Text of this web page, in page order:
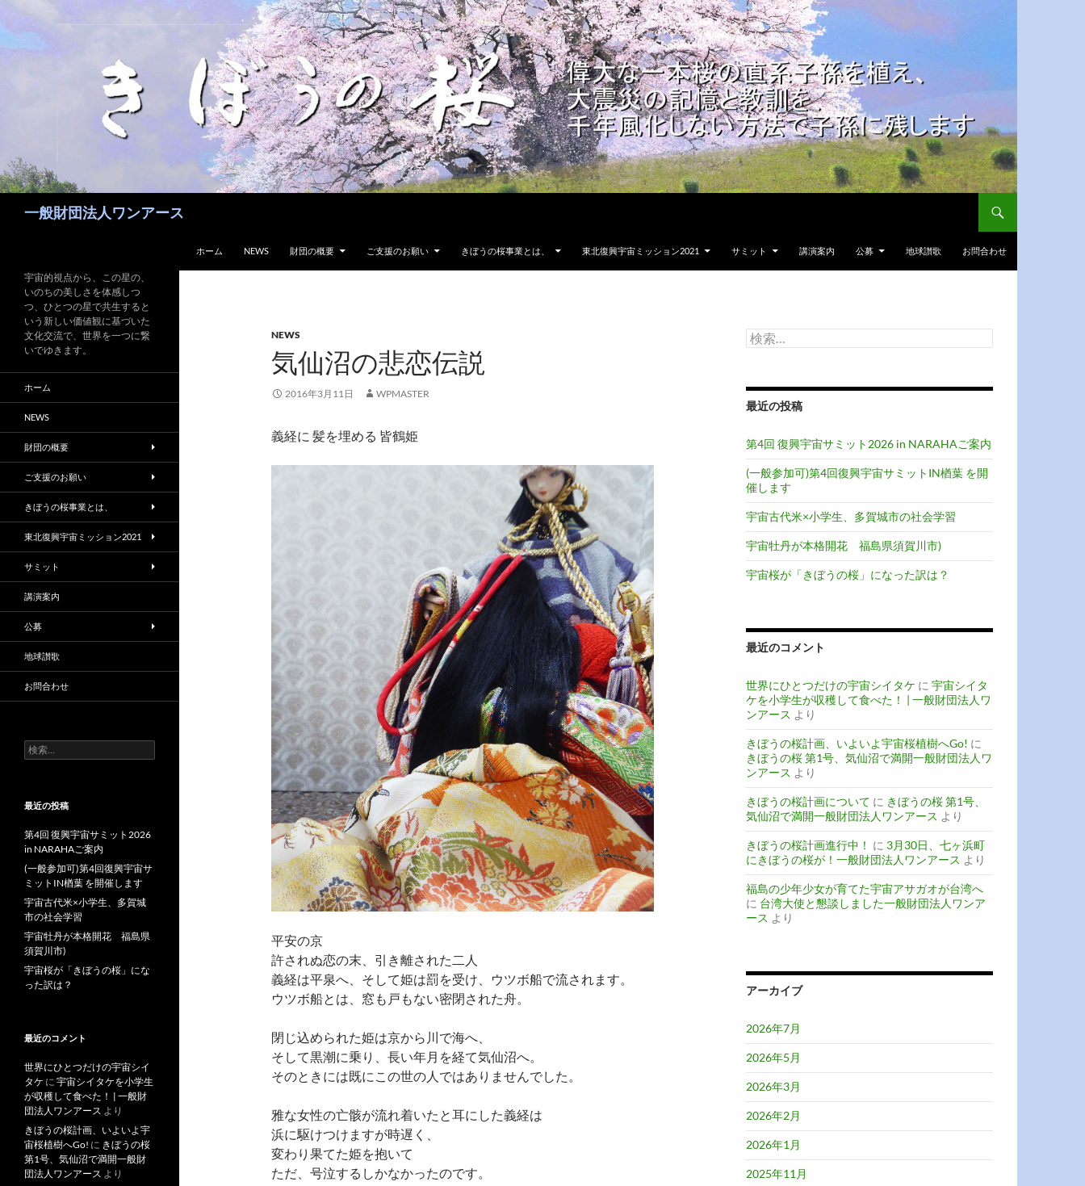
ン
テ
ッ
プ
一般財団法人ワンアース
ホーム NEWS 財団の概要 ご支援のお願い きぼうの桜事業とは、 東北復興宇宙ミッション2021 サミット 講演案内 公募 地球讃歌 お問合わせ
NEWS
気仙沼の悲恋伝説
2016年3月11日 WPMASTER
義経に 髪を埋める 皆鶴姫
平安の京
許されぬ恋の末、引き離された二人
義経は平泉へ、そして姫は罰を受け、ウツボ船で流されます。
ウツボ船とは、窓も戸もない密閉された舟。
閉じ込められた姫は京から川で海へ、
そして黒潮に乗り、長い年月を経て気仙沼へ。
そのときには既にこの世の人ではありませんでした。
雅な女性の亡骸が流れ着いたと耳にした義経は
浜に駆けつけますが時遅く、
変わり果てた姫を抱いて
ただ、号泣するしかなかったのです。
検
索:
最近の投稿
第4回 復興宇宙サミット2026 in NARAHAご案内
(一般参加可)第4回復興宇宙サミットIN楢葉 を開
催します
宇宙古代米×小学生、多賀城市の社会学習
宇宙牡丹が本格開花 福島県須賀川市)
宇宙桜が「きぼうの桜」になった訳は？
最近のコメント
世界にひとつだけの宇宙シイタケ に 宇宙シイタ
ケを小学生が収穫して食べた！ | 一般財団法人ワ
ンアース より
きぼうの桜計画、いよいよ宇宙桜植樹へGo! に
きぼうの桜 第1号、気仙沼で満開一般財団法人ワ
ンアース より
きぼうの桜計画について に きぼうの桜 第1号、
気仙沼で満開一般財団法人ワンアース より
きぼうの桜計画進行中！ に 3月30日、七ヶ浜町
にきぼうの桜が！一般財団法人ワンアース より
福島の少年少女が育てた宇宙アサガオが台湾へ
に 台湾大使と懇談しました一般財団法人ワンア
ース より
アーカイブ
2026年7月
2026年5月
2026年3月
2026年2月
2026年1月
2025年11月
宇宙的視点から、この星の、
いのちの美しさを体感しつ
つ、ひとつの星で共生すると
いう新しい価値観に基づいた
文化交流で、世界を一つに繋
いでゆきます。
ホーム
NEWS
財団の概要
ご支援のお願い
きぼうの桜事業とは、
東北復興宇宙ミッション2021
サミット
講演案内
公募
地球讃歌
お問合わせ
検
索:
最近の投稿
第4回 復興宇宙サミット2026
in NARAHAご案内
(一般参加可)第4回復興宇宙サ
ミットIN楢葉 を開催します
宇宙古代米×小学生、多賀城
市の社会学習
宇宙牡丹が本格開花 福島県
須賀川市)
宇宙桜が「きぼうの桜」にな
った訳は？
最近のコメント
世界にひとつだけの宇宙シイ
タケ に 宇宙シイタケを小学生
が収穫して食べた！ | 一般財
団法人ワンアース より
きぼうの桜計画、いよいよ宇
宙桜植樹へGo! に きぼうの桜
第1号、気仙沼で満開一般財
団法人ワンアース より